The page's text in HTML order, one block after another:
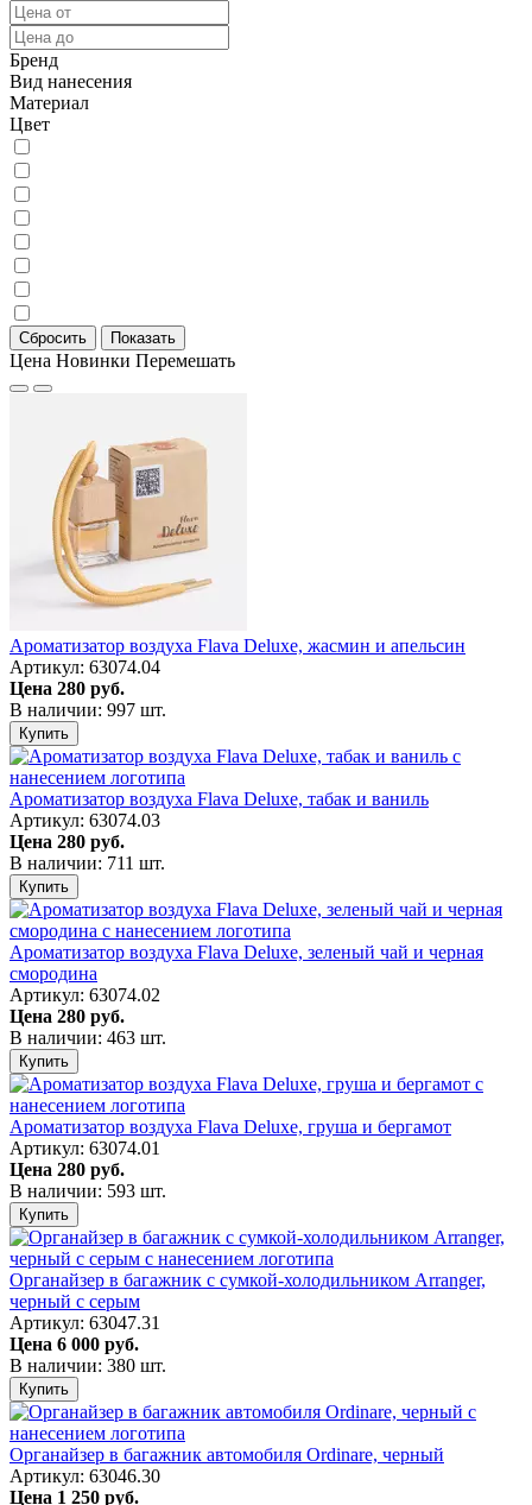
Бренд
Вид нанесения
Материал
Цвет
Цена Новинки Перемешать
Ароматизатор воздуха Flava Deluxe, жасмин и апельсин
Артикул: 63074.04
Цена 280 руб.
В наличии: 997 шт.
Купить
Ароматизатор воздуха Flava Deluxe, табак и ваниль
Артикул: 63074.03
Цена 280 руб.
В наличии: 711 шт.
Купить
Ароматизатор воздуха Flava Deluxe, зеленый чай и черная
смородина
Артикул: 63074.02
Цена 280 руб.
В наличии: 463 шт.
Купить
Ароматизатор воздуха Flava Deluxe, груша и бергамот
Артикул: 63074.01
Цена 280 руб.
В наличии: 593 шт.
Купить
Органайзер в багажник с сумкой-холодильником Arranger,
черный с серым
Артикул: 63047.31
Цена 6 000 руб.
В наличии: 380 шт.
Купить
Органайзер в багажник автомобиля Ordinare, черный
Артикул: 63046.30
Цена 1 250 руб.